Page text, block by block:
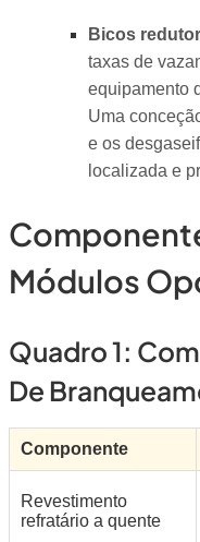
Bicos
taxas de
equipamento
Uma
e os
localizada e
Módulos
Quadro 1:
De
Componente
Revestimento
refratário a quente